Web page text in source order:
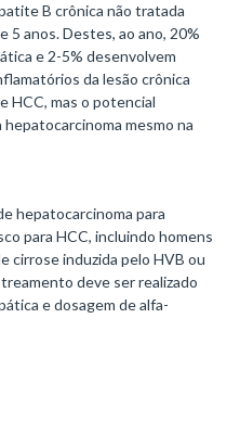
B crônica não tratada
5 anos. Destes, ao ano, 20%
e 2-5% desenvolvem
da lesão crônica
HCC, mas o potencial
mesmo na
hepatocarcinoma para
para HCC, incluindo homens
cirrose induzida pelo HVB ou
deve ser realizado
e dosagem de alfa-